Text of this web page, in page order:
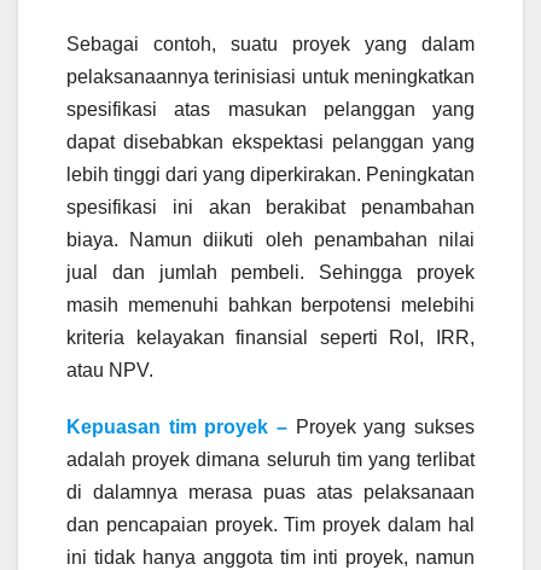
Sebagai contoh, suatu proyek yang dalam
pelaksanaannya terinisiasi untuk meningkatkan
spesifikasi atas masukan pelanggan yang
dapat disebabkan ekspektasi pelanggan yang
lebih tinggi dari yang diperkirakan. Peningkatan
spesifikasi ini akan berakibat penambahan
biaya. Namun diikuti oleh penambahan nilai
jual dan jumlah pembeli. Sehingga proyek
masih memenuhi bahkan berpotensi melebihi
kriteria kelayakan finansial seperti RoI, IRR,
atau NPV.
Kepuasan tim proyek – Proyek yang sukses
adalah proyek dimana seluruh tim yang terlibat
di dalamnya merasa puas atas pelaksanaan
dan pencapaian proyek. Tim proyek dalam hal
ini tidak hanya anggota tim inti proyek, namun